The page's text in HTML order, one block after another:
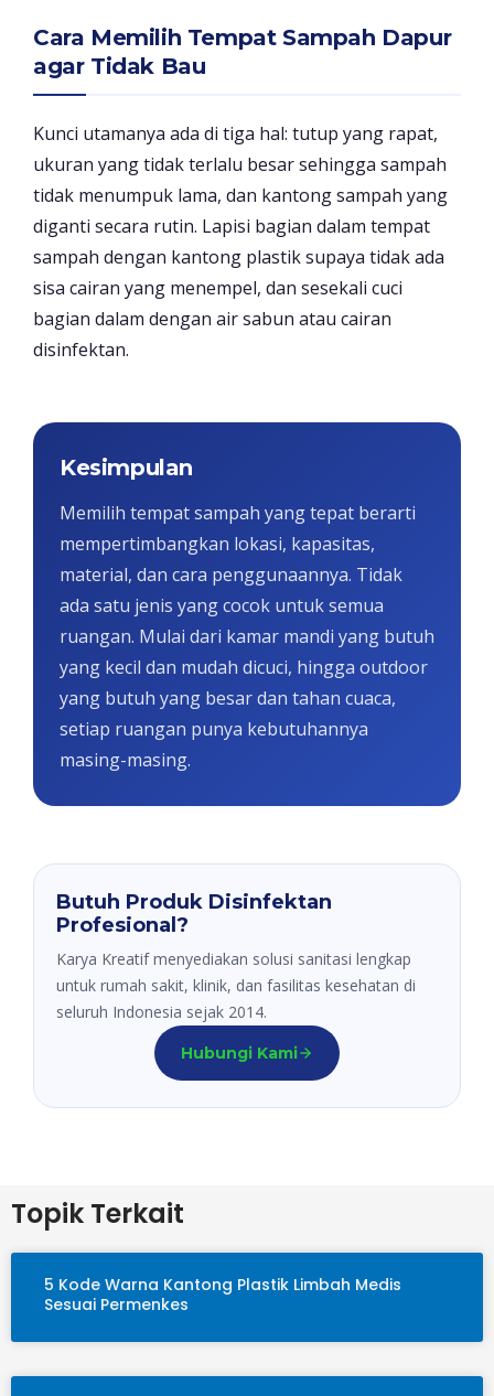
Cara Memilih Tempat Sampah Dapur
agar Tidak Bau
Kunci utamanya ada di tiga hal: tutup yang rapat,
ukuran yang tidak terlalu besar sehingga sampah
tidak menumpuk lama, dan kantong sampah yang
diganti secara rutin. Lapisi bagian dalam tempat
sampah dengan kantong plastik supaya tidak ada
sisa cairan yang menempel, dan sesekali cuci
bagian dalam dengan air sabun atau cairan
disinfektan.
Kesimpulan
Memilih tempat sampah yang tepat berarti
mempertimbangkan lokasi, kapasitas,
material, dan cara penggunaannya. Tidak
ada satu jenis yang cocok untuk semua
ruangan. Mulai dari kamar mandi yang butuh
yang kecil dan mudah dicuci, hingga outdoor
yang butuh yang besar dan tahan cuaca,
setiap ruangan punya kebutuhannya
masing-masing.
Butuh Produk Disinfektan
Profesional?
Karya Kreatif menyediakan solusi sanitasi lengkap
untuk rumah sakit, klinik, dan fasilitas kesehatan di
seluruh Indonesia sejak 2014.
Hubungi Kami
Topik Terkait
5 Kode Warna Kantong Plastik Limbah Medis
Sesuai Permenkes